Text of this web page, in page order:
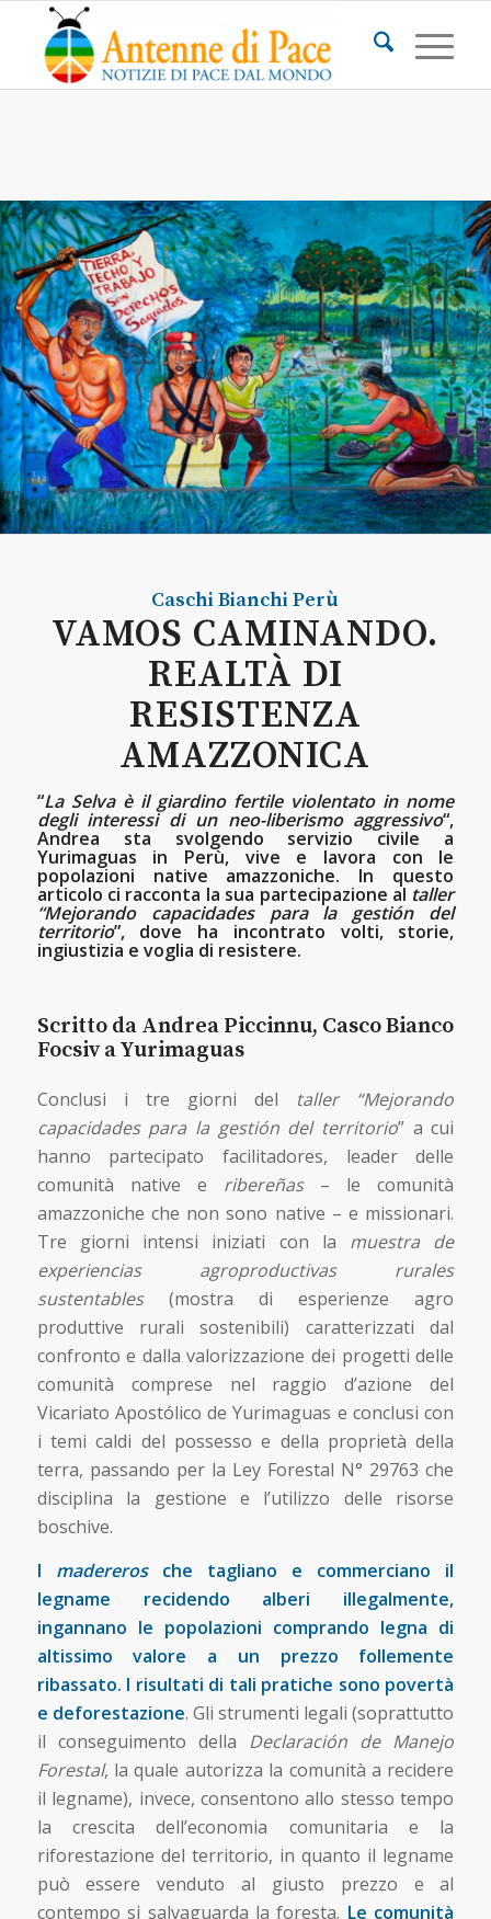
Caschi BianchiPerù
VAMOS CAMINANDO.
REALTÀ DI
RESISTENZA
AMAZZONICA
“La Selva è il giardino fertile violentato in nome
degli interessi di un neo-liberismo aggressivo“,
Andrea sta svolgendo servizio civile a
Yurimaguas in Perù, vive e lavora con le
popolazioni native amazzoniche. In questo
articolo ci racconta la sua partecipazione al taller
“Mejorando capacidades para la gestión del
territorio”, dove ha incontrato volti, storie,
ingiustizia e voglia di resistere.
Scritto da Andrea Piccinnu, Casco Bianco
Focsiv a Yurimaguas
Conclusi i tre giorni del taller “Mejorando
capacidades para la gestión del territorio” a cui
hanno partecipato facilitadores, leader delle
comunità native e ribereñas– le comunità
amazzoniche che non sono native – e missionari.
Tre giorni intensi iniziati con la muestra de
experiencias agroproductivas rurales
sustentables(mostra di esperienze agro
produttive rurali sostenibili) caratterizzati dal
confronto e dalla valorizzazione dei progetti delle
comunità comprese nel raggio d’azione del
Vicariato Apostólico de Yurimaguas e conclusi con
i temi caldi del possesso e della proprietà della
terra, passando per la Ley Forestal N° 29763 che
disciplina la gestione e l’utilizzo delle risorse
boschive.
I madererosche tagliano e commerciano il
legname recidendo alberi illegalmente,
ingannano le popolazioni comprando legna di
altissimo valore a un prezzo follemente
ribassato. I risultati di tali pratiche sono povertà
e deforestazione. Gli strumenti legali (soprattutto
il conseguimento della Declaración de Manejo
Forestal, la quale autorizza la comunità a recidere
il legname), invece, consentono allo stesso tempo
la crescita dell’economia comunitaria e la
riforestazione del territorio, in quanto il legname
può essere venduto al giusto prezzo e al
contempo si salvaguarda la foresta. Le comunità